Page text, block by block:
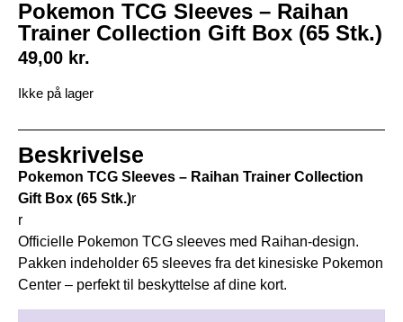
Pokemon TCG Sleeves – Raihan
Trainer Collection Gift Box (65 Stk.)
49,00 kr.
Ikke på lager
Beskrivelse
Pokemon TCG Sleeves – Raihan Trainer Collection
Gift Box (65 Stk.)r
r
Officielle Pokemon TCG sleeves med Raihan-design.
Pakken indeholder 65 sleeves fra det kinesiske Pokemon
Center – perfekt til beskyttelse af dine kort.